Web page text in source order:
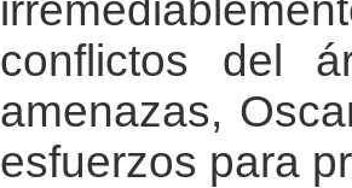
conflictos del
amenazas,
esfuerzos para